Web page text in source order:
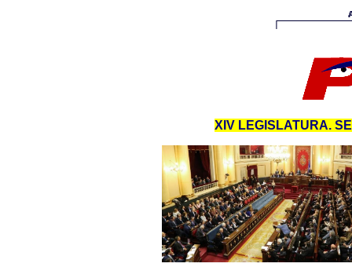
XIV LEGISLATURA.